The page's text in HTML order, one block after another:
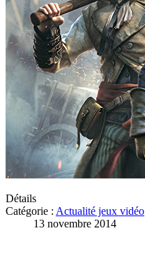
Détails
Catégorie : Actualité jeux vidéo
13 novembre 2014